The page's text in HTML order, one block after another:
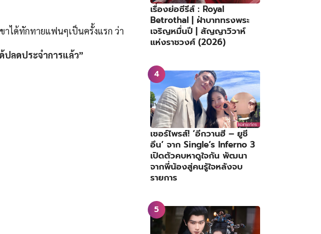
ได้ทักทายแฟนๆเป็นครั้งแรก ว่า
ปลดประจำการแล้ว”
เรื่องย่อซีรีส์ : Royal
Betrothal | ฝ่าบาททรงพระ
เจริญหมื่นปี | สัญญาวิวาห์
แห่งราชวงศ์ (2026)
เซอร์ไพรส์! ‘อีกวานฮี – ยูชี
อึน’ จาก Single’s Inferno 3
เปิดตัวคบหาดูใจกัน พัฒนา
จากพี่น้องสู่คนรู้ใจหลังจบ
รายการ